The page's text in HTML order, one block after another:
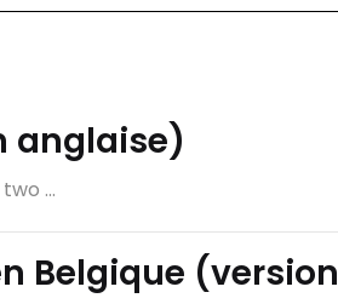
anglaise)
...
Belgique (version